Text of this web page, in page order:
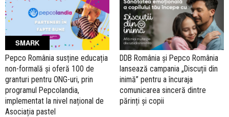
SMARK
Pepco România susține educația
non-formală și oferă 100 de
granturi pentru ONG-uri, prin
programul Pepcolandia,
implementat la nivel național de
Asociația pastel
DDB România și Pepco România
lansează campania „Discuții din
inimă” pentru a încuraja
comunicarea sinceră dintre
părinți și copii